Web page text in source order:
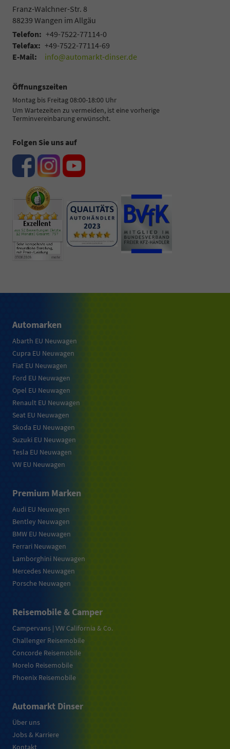
Franz-Walchner-Str. 8
88239 Wangen im Allgäu
Telefon: +49-7522-77114-0
Telefax: +49-7522-77114-69
E-Mail:
info@automarkt-dinser.de
Öffnungszeiten
Montag bis Freitag 08:00-18:00 Uhr
Um Wartezeiten zu vermeiden, ist eine vorherige
Terminvereinbarung erwünscht.
Folgen Sie uns auf
Automarken
Abarth EU Neuwagen
Cupra EU Neuwagen
Fiat EU Neuwagen
Ford EU Neuwagen
Opel EU Neuwagen
Renault EU Neuwagen
Seat EU Neuwagen
Skoda EU Neuwagen
Suzuki EU Neuwagen
Tesla EU Neuwagen
VW EU Neuwagen
Premium Marken
Audi EU Neuwagen
Bentley Neuwagen
BMW EU Neuwagen
Ferrari Neuwagen
Lamborghini Neuwagen
Mercedes Neuwagen
Porsche Neuwagen
Reisemobile & Camper
Campervans | VW California & Co.
Challenger Reisemobile
Concorde Reisemobile
Morelo Reisemobile
Phoenix Reisemobile
Automarkt Dinser
Über uns
Jobs & Karriere
Kontakt